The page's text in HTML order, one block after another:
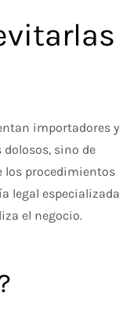
importadores y
sino de
los procedimientos
legal especializada
el negocio.